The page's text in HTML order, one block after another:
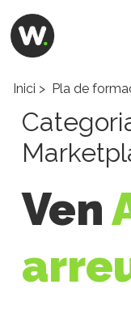
Inici > Pla de
Ven